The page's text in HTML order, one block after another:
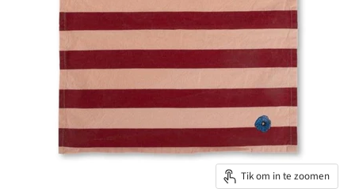
Tik om in te zoomen